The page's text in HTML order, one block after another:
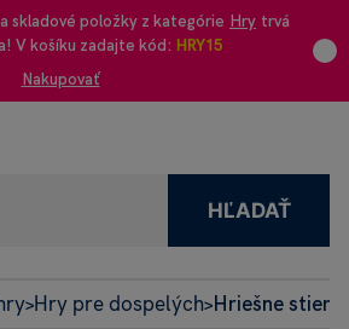
skladové položky z kategórie Hry trvá
V košíku zadajte kód: HRY15
Nakupovať
HĽADAŤ
>Hry pre dospelých>Hriešne